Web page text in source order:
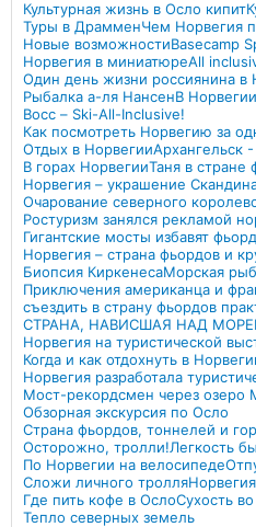
Культурная жизнь в Осло кипит
Туры в ДрамменЧем Норвегия
Новые возможностиBasecamp
Норвегия в миниатюреAll
Один день жизни россиянина в
Рыбалка а-ля НансенВ
Восс – Ski-All-Inclusive!
Как посмотреть Норвегию за
Отдых в НорвегииАрхангельск
В горах НорвегииТаня в стране
Норвегия – украшение
Очарование северного
Ростуризм занялся рекламой
Гигантские мосты избавят
Норвегия – страна фьордов и
Биопсия КиркенесаМорская
Приключения американца и
съездить в страну фьордов
СТРАНА, НАВИСШАЯ НАД
Норвегия на туристической
Когда и как отдохнуть в
Норвегия разработала
Мост-рекордсмен через озеро
Обзорная экскурсия по Осло
Страна фьордов, тоннелей и
Осторожно, тролли!Легкость
По Норвегии на велосипеде
Сложи личного тролля
Где пить кофе в ОслоСухость
Тепло северных земель